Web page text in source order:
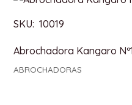
SKU: 10019
Abrochadora Kangaro
ABROCHADORAS